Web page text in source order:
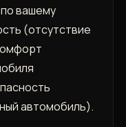
вашему
(отсутствие
автомобиль).